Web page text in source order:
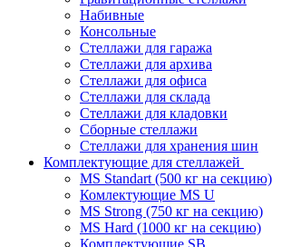
Набивные
Консольные
Стеллажи для гаража
Стеллажи для архива
Стеллажи для офиса
Стеллажи для склада
Стеллажи для кладовки
Сборные стеллажи
Стеллажи для хранения шин
Комплектующие для стеллажей
MS Standart (500 кг на секцию)
Комлектующие MS U
MS Strong (750 кг на секцию)
MS Hard (1000 кг на секцию)
Комплектующие SB